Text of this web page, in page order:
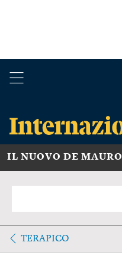
IL NUOVO DE MAURO
TERAPICO